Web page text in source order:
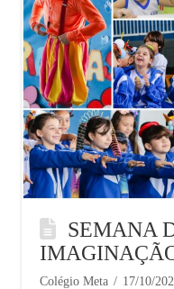
SEMANA
ALEGRIA NO
Colégio Meta 17/10/